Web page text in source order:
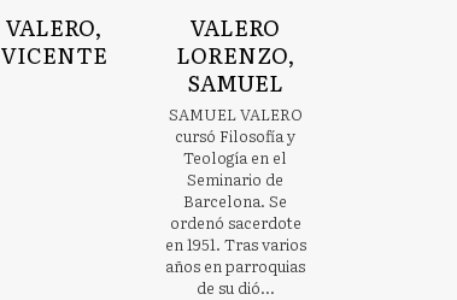
VALERO,
VICENTE
VALERO
LORENZO,
SAMUEL
SAMUEL VALERO
cursó Filosofía y
Teología en el
Seminario de
Barcelona. Se
ordenó sacerdote
en 1951. Tras varios
años en parroquias
de su dió...